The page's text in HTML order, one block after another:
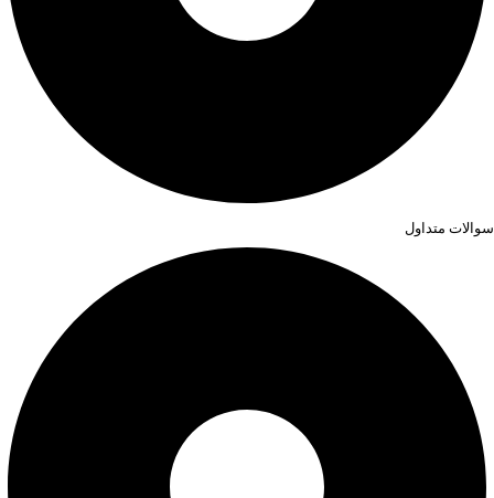
سوالات متداول